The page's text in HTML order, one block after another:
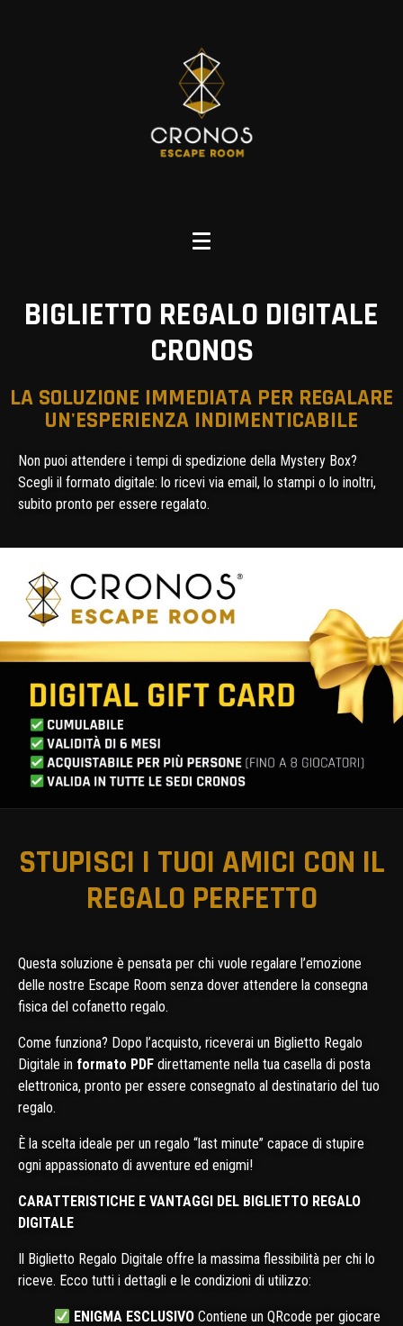
BIGLIETTO REGALO DIGITALE
CRONOS
LA SOLUZIONE IMMEDIATA PER REGALARE
UN'ESPERIENZA INDIMENTICABILE
Non puoi attendere i tempi di spedizione della Mystery Box?
Scegli il formato digitale: lo ricevi via email, lo stampi o lo inoltri,
subito pronto per essere regalato.
STUPISCI I TUOI AMICI CON IL
REGALO PERFETTO
Questa soluzione è pensata per chi vuole regalare l’emozione
delle nostre Escape Room senza dover attendere la consegna
fisica del cofanetto regalo.
Come funziona? Dopo l’acquisto, riceverai un Biglietto Regalo
Digitale in formato PDF direttamente nella tua casella di posta
elettronica, pronto per essere consegnato al destinatario del tuo
regalo.
È la scelta ideale per un regalo “last minute” capace di stupire
ogni appassionato di avventure ed enigmi!
CARATTERISTICHE E VANTAGGI DEL BIGLIETTO REGALO
DIGITALE
Il Biglietto Regalo Digitale offre la massima flessibilità per chi lo
riceve. Ecco tutti i dettagli e le condizioni di utilizzo:
ENIGMA ESCLUSIVO Contiene un QRcode per giocare